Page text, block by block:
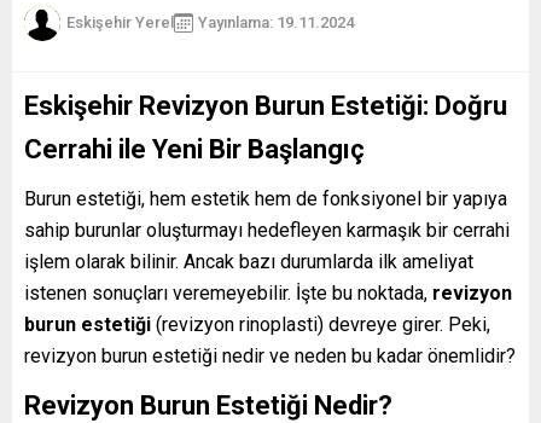
Eskişehir Yerel Yayınlama: 19.11.2024
Eskişehir Revizyon Burun Estetiği: Doğru
Cerrahi ile Yeni Bir Başlangıç
Burun estetiği, hem estetik hem de fonksiyonel bir yapıya
sahip burunlar oluşturmayı hedefleyen karmaşık bir cerrahi
işlem olarak bilinir. Ancak bazı durumlarda ilk ameliyat
istenen sonuçları veremeyebilir. İşte bu noktada, revizyon
burun estetiği (revizyon rinoplasti) devreye girer. Peki,
revizyon burun estetiği nedir ve neden bu kadar önemlidir?
Revizyon Burun Estetiği Nedir?